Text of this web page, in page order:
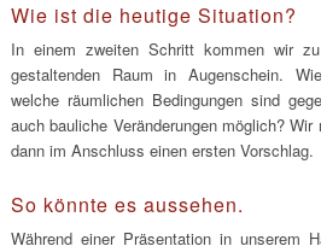
Wie ist die heutige Situation?
In einem zweiten Schritt kommen wir
gestaltenden Raum in Augenschein.
welche räumlichen Bedingungen sind
auch bauliche Veränderungen möglich?
dann im Anschluss einen ersten Vorschlag.
So könnte es aussehen.
Während einer Präsentation in unserem